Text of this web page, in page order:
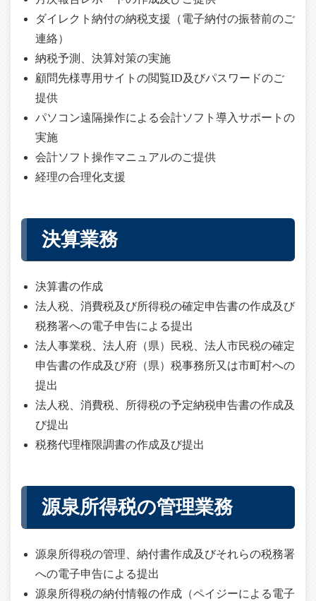
ダイレクト納付の納税支援（電子納付の振替前のご
連絡）
納税予測、決算対策の実施
顧問先様専用サイトの閲覧ID及びパスワードのご
提供
パソコン遠隔操作による会計ソフト導入サポートの
実施
会計ソフト操作マニュアルのご提供
経理の合理化支援
決算業務
決算書の作成
法人税、消費税及び所得税の確定申告書の作成及び
税務署への電子申告による提出
法人事業税、法人府（県）民税、法人市民税の確定
申告書の作成及び府（県）税事務所又は市町村への
提出
法人税、消費税、所得税の予定納税申告書の作成及
び提出
税務代理権限調書の作成及び提出
源泉所得税の管理業務
源泉所得税の管理、納付書作成及びそれらの税務署
への電子申告による提出
源泉所得税の納付情報の作成（ペイジーによる電子